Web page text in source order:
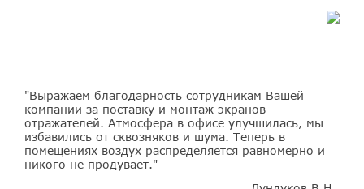
"Выражаем благодарность сотрудникам Вашей
компании за поставку и монтаж экранов
отражателей. Атмосфера в офисе улучшилась, мы
избавились от сквозняков и шума. Теперь в
помещениях воздух распределяется равномерно и
никого не продувает."